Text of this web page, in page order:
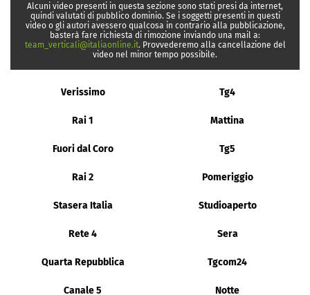
Alcuni video presenti in questa sezione sono stati presi da internet,
quindi valutati di pubblico dominio. Se i soggetti presenti in questi
video o gli autori avessero qualcosa in contrario alla pubblicazione,
basterà fare richiesta di rimozione inviando una mail a:
team_verticali@italiaonline.it. Provvederemo alla cancellazione del
video nel minor tempo possibile.
Verissimo Tg4
Rai 1 Mattina
Fuori dal Coro Tg5
Rai 2 Pomeriggio
Stasera Italia Studioaperto
Rete 4 Sera
Quarta Repubblica Tgcom24
Canale 5 Notte